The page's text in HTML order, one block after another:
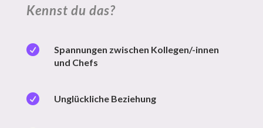
Kennst du das?

Spannungen zwischen Kollegen/-innen
und Chefs
 Unglückliche Beziehung